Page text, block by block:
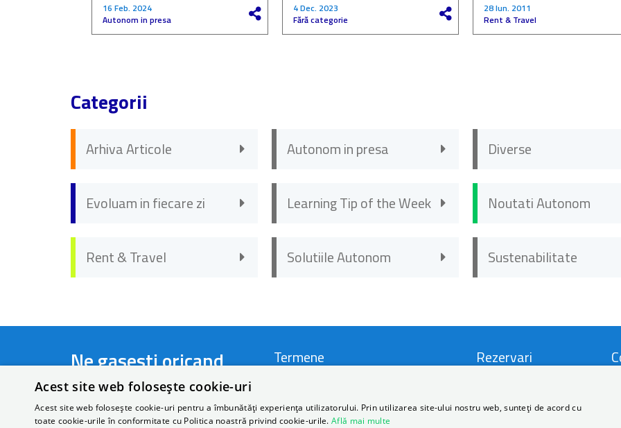
16 Feb. 2024
Autonom in presa
4 Dec. 2023
Fără categorie
28 Iun. 2011
Rent & Travel
Categorii
Arhiva Articole Autonom in presa Diverse
Evoluam in fiecare zi Learning Tip of the Week Noutati Autonom
Rent & Travel Solutiile Autonom Sustenabilitate
Ne gasesti oricand
Telefon:+40 721 44 22 66
Termene
Termeni si Conditii
Rezervari
Locatii
Acest site web folosește cookie-uri
Acest site web folosește cookie-uri pentru a îmbunătăți experiența utilizatorului. Prin utilizarea site-ului nostru web, sunteți de acord cu
toate cookie-urile în conformitate cu Politica noastră privind cookie-urile.Află mai multe